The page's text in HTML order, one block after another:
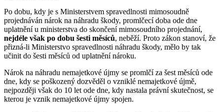
Po dobu, kdy je s Ministerstvem spravedlnosti mimosoudně
projednáván nárok na náhradu škody, promlčecí doba ode dne
uplatnění u ministerstva do skončení mimosoudního projednání,
nejdéle však po dobu šesti měsíců, neběží. Proto zákon stanoví, že
přizná-li Ministerstvo spravedlnosti náhradu škody, mělo by tak
učinit do šesti měsíců od uplatnění nároku.
Nárok na náhradu nemajetkové újmy se promlčí za šest měsíců ode
dne, kdy se poškozený dozvěděl o vzniklé nemajetkové újmě,
nejpozději však do 10 let ode dne, kdy nastala právní skutečnost, se
kterou je vznik nemajetkové újmy spojen.